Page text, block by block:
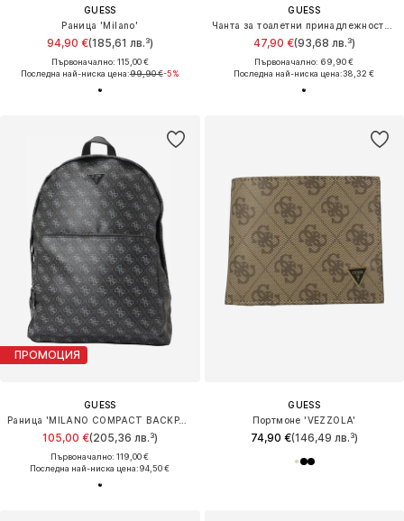
GUESS
Раница 'Milano'
94,90 €(185,61 лв.³)
Първоначално: 115,00 €
Последна най-ниска цена:99,90 €-5%
GUESS
47,90 €(93,68 лв.³)
Първоначално: 69,90 €
Последна най-ниска цена:38,32 €
ПРОМОЦИЯ
GUESS
Раница 'MILANO COMPACT BACKPACK'
105,00 €(205,36 лв.³)
Първоначално: 119,00 €
Последна най-ниска цена:94,50 €
GUESS
Портмоне 'VEZZOLA'
74,90 €(146,49 лв.³)